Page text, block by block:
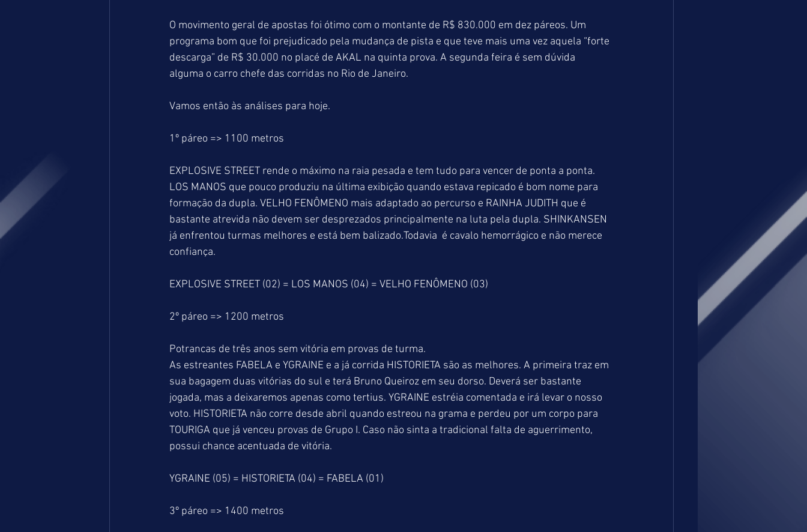
O movimento geral de apostas foi ótimo com o montante de R$ 830.000 em dez páreos. Um
programa bom que foi prejudicado pela mudança de pista e que teve mais uma vez aquela “forte
descarga” de R$ 30.000 no placé de AKAL na quinta prova. A segunda feira é sem dúvida
alguma o carro chefe das corridas no Rio de Janeiro.
Vamos então às análises para hoje.
1º páreo => 1100 metros
EXPLOSIVE STREET rende o máximo na raia pesada e tem tudo para vencer de ponta a ponta.
LOS MANOS que pouco produziu na última exibição quando estava repicado é bom nome para
formação da dupla. VELHO FENÔMENO mais adaptado ao percurso e RAINHA JUDITH que é
bastante atrevida não devem ser desprezados principalmente na luta pela dupla. SHINKANSEN
já enfrentou turmas melhores e está bem balizado.Todavia  é cavalo hemorrágico e não merece
confiança.
EXPLOSIVE STREET (02) = LOS MANOS (04) = VELHO FENÔMENO (03)
2º páreo => 1200 metros
Potrancas de três anos sem vitória em provas de turma.
As estreantes FABELA e YGRAINE e a já corrida HISTORIETA são as melhores. A primeira traz em
sua bagagem duas vitórias do sul e terá Bruno Queiroz em seu dorso. Deverá ser bastante
jogada, mas a deixaremos apenas como tertius. YGRAINE estréia comentada e irá levar o nosso
voto. HISTORIETA não corre desde abril quando estreou na grama e perdeu por um corpo para
TOURIGA que já venceu provas de Grupo I. Caso não sinta a tradicional falta de aguerrimento,
possui chance acentuada de vitória.
YGRAINE (05) = HISTORIETA (04) = FABELA (01)
3º páreo => 1400 metros